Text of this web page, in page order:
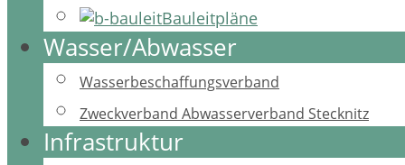
Bauleitpläne
Wasser/Abwasser
Wasserbeschaffungsverband
Zweckverband Abwasserverband Stecknitz
Infrastruktur